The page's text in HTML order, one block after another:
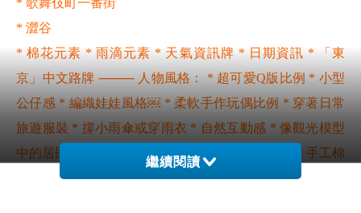
* 歌舞伎町一番街
* 澀谷
* 棉花元素 * 雨滴元素 * 天氣資訊牌 * 日期資訊 * 「東
京」中文路牌 ⸻ 人物風格： * 超可愛Q版比例 * 小型
公仔感 * 編織娃娃風格￼ * 柔軟手作玩偶比例 * 穿著日常
旅遊服裝 * 撐小雨傘或穿雨衣 * 自然互動感 * 像觀光模型
中的居民 ⸻ 天空與天氣： * 柔和灰藍色天空 * 手工棉
花雲 * 陰天帶小雨氛圍 * 編織太陽偶爾探頭 * 天氣資訊面
繼續閱讀